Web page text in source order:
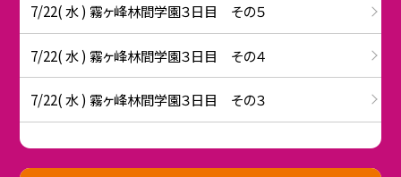
7/22( 水 ) 霧ヶ峰林間学園３日目 その５
7/22( 水 ) 霧ヶ峰林間学園３日目 その４
7/22( 水 ) 霧ヶ峰林間学園３日目 その３